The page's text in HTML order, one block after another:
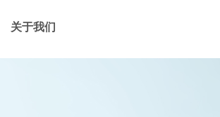
关于我们